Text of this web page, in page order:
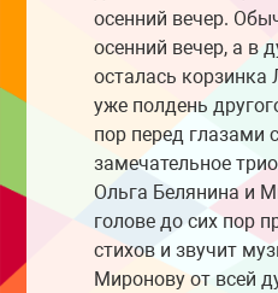
осенний вечер.
осенний вечер, а в
осталась
уже полдень
пор перед глазами
замечательное
Ольга Белянина и
голове до сих пор
стихов и звучит
Миронову от всей